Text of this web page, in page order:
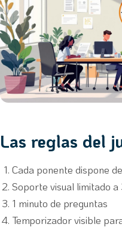
Las reglas del
Cada ponente dispone
Soporte visual limitado a
1 minuto de preguntas
Temporizador visible